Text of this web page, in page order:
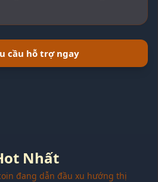
cầu hỗ trợ ngay
Nhất
đang dẫn đầu xu hướng thị